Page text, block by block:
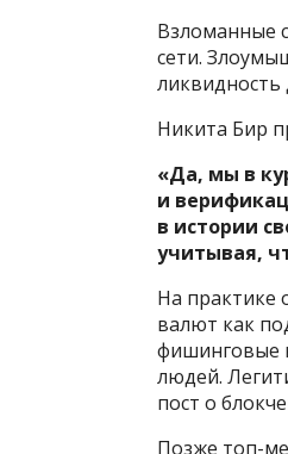
Взломанные
сети.
ликвидность
Никита Бир
«Да, мы в
и
в истории
учитывая,
На практике
валют как
фишинговые
людей.
пост о
Позже топ-